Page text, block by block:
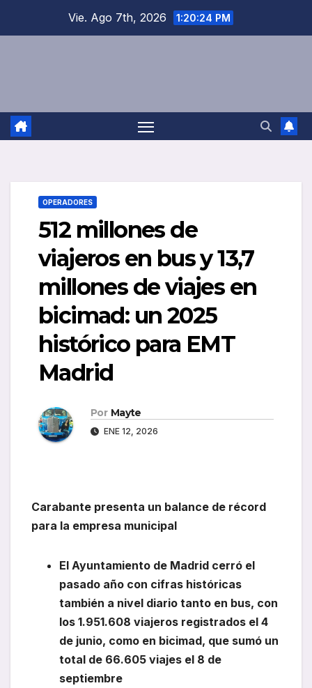
Vie. Ago 7th, 2026 1:20:25 PM
OPERADORES
512 millones de
viajeros en bus y 13,7
millones de viajes en
bicimad: un 2025
histórico para EMT
Madrid
Por Mayte
ENE 12, 2026
Carabante presenta un balance de récord
para la empresa municipal
El Ayuntamiento de Madrid cerró el
pasado año con cifras históricas
también a nivel diario tanto en bus, con
los 1.951.608 viajeros registrados el 4
de junio, como en bicimad, que sumó un
total de 66.605 viajes el 8 de
septiembre